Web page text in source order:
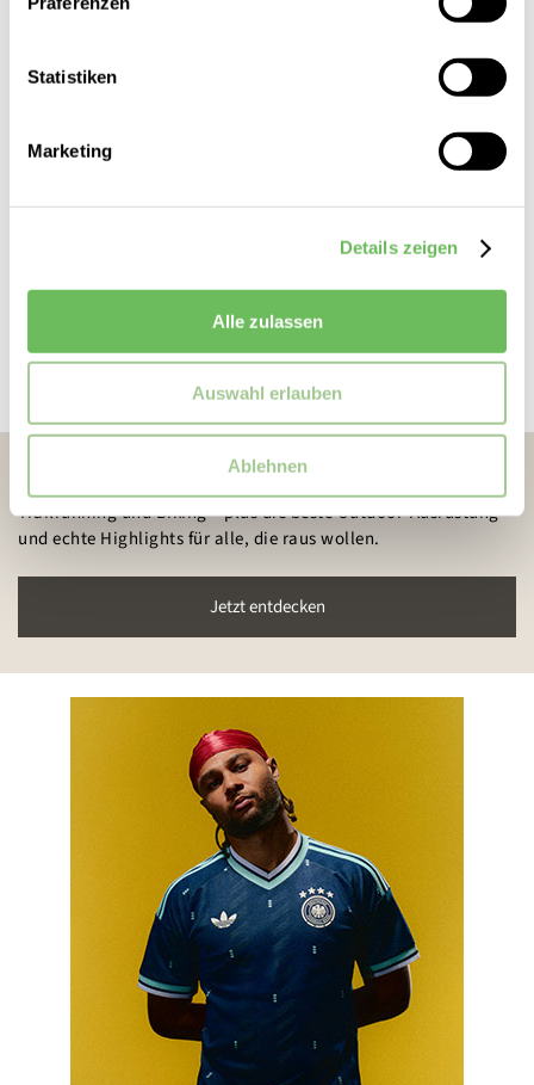
Statistiken
Marketing
Details zeigen
Alle zulassen
Auswahl erlauben
Ablehnen
Trailrunning und Biking – plus die beste Outdoor-Ausrüstung
und echte Highlights für alle, die raus wollen.
Jetzt entdecken